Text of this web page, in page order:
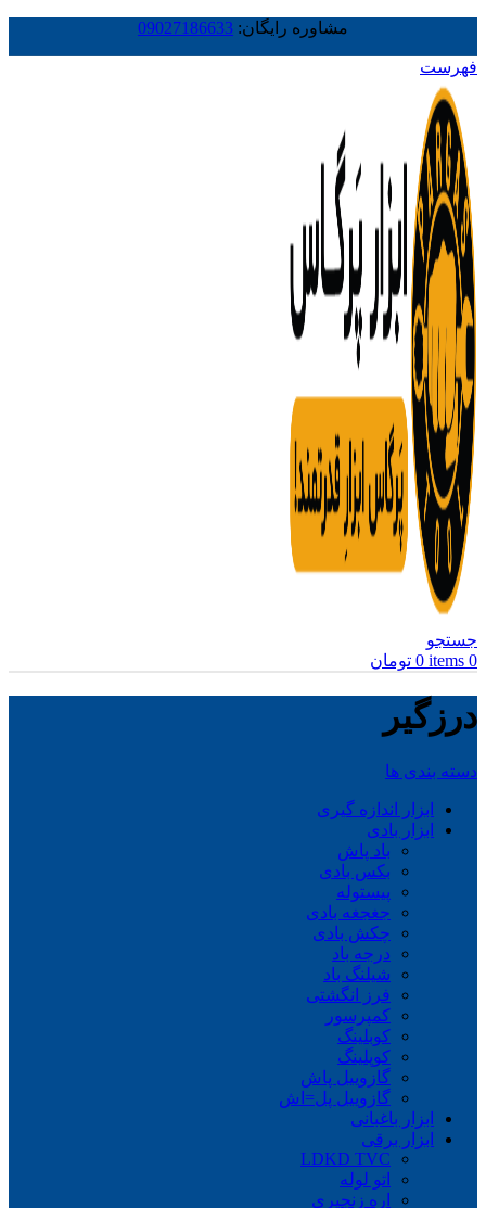
مشاوره رایگان: 09027186633
فهرست
جستجو
0
items
0 تومان
درزگیر
دسته بندی ها
ابزار اندازه گیری
ابزار بادی
باد پاش
بکس بادی
پیستوله
جغجغه بادی
چکش بادی
درجه باد
شیلنگ باد
فرز انگشتی
کمپرسور
کوبلینگ
کوپلینگ
گازوییل پاش
گازوییل پل=اش
ابزار باغبانی
ابزار برقی
LDKD TVC
اتو لوله
اره زنجیری